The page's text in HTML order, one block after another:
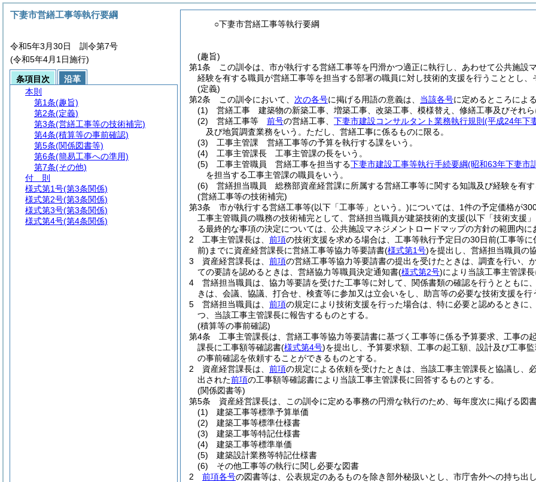
○下妻市営繕工事等執行要綱
(趣旨)
第1条
この訓令は、市が執行する営繕工事等を円滑かつ適正に執行し、あわせて公共施
経験を有する職員が営繕工事等を担当する部署の職員に対し技術的支援を行うこととし
(定義)
第2条
この訓令において、 次の各号に掲げる用語の意義は、 当該各号に定めるところによ
(1)
営繕工事 建築物の新築工事、増築工事、改築工事、模様替え、修繕工事及びそれ
(2)
営繕工事等 前号の営繕工事、 下妻市建設コンサルタント業務執行規則 (平成24年下
及び地質調査業務をいう。 ただし、営繕工事に係るものに限る。
(3)
工事主管課 営繕工事等の予算を執行する課をいう。
(4)
工事主管課長 工事主管課の長をいう。
(5)
工事主管職員 営繕工事を担当する下妻市建設工事等執行手続要綱(昭和63年下妻市
を担当する工事主管課の職員をいう。
(6)
営繕担当職員 総務部資産経営課に所属する営繕工事等に関する知識及び経験を有
(営繕工事等の技術補完)
第3条
市が執行する営繕工事等(以下「工事等」という。)については、1件の予定価格が
工事主管職員の職務の技術補完として、営繕担当職員が建築技術的支援(以下「技術支援
る最終的な事項の決定については、公共施設マネジメントロードマップの方針の範囲内
2
工事主管課長は、 前項の技術支援を求める場合は、工事等執行予定日の30日前(工事等に
前) までに資産経営課長に営繕工事等協力等要請書(様式第1号)を提出し、営繕担当職員の
3
資産経営課長は、 前項の営繕工事等協力等要請書の提出を受けたときは、調査を行い
ての要請を認めるときは、営繕協力等職員決定通知書(様式第2号)により当該工事主管課
4
営繕担当職員は、協力等要請を受けた工事等に対して、関係書類の確認を行うととも
きは、会議、協議、打合せ、検査等に参加又は立会いをし、助言等の必要な技術支援を行
5
営繕担当職員は、 前項の規定により技術支援を行った場合は、特に必要と認めるときに
つ、当該工事主管課長に報告するものとする。
(積算等の事前確認)
第4条
工事主管課長は、営繕工事等協力等要請書に基づく工事等に係る予算要求、工事
課長に工事額等確認書(様式第4号)を提出し、予算要求額、工事の起工額、設計及び工事
の事前確認を依頼することができるものとする。
2
資産経営課長は、 前項の規定による依頼を受けたときは、当該工事主管課長と協議し
出された前項の工事額等確認書により当該工事主管課長に回答するものとする。
(関係図書等)
第5条
資産経営課長は、この訓令に定める事務の円滑な執行のため、毎年度次に掲げる
(1)
建築工事等標準予算単価
(2)
建築工事等標準仕様書
(3)
建築工事等特記仕様書
(4)
建築工事等標準単価
(5)
建築設計業務等特記仕様書
(6)
その他工事等の執行に関し必要な図書
2
前項各号の図書等は、公表規定のあるものを除き部外秘扱いとし、市庁舎外への持ち出
下妻市営繕工事等執行要綱
令和5年3月30日 訓令第7号
(令和5年4月1日施行)
条項目次
沿革
本則
第1条(趣旨)
第2条(定義)
第3条(営繕工事等の技術補完)
第4条(積算等の事前確認)
第5条(関係図書等)
第6条(簡易工事への準用)
第7条(その他)
付 則
様式第1号(第3条関係)
様式第2号(第3条関係)
様式第3号(第3条関係)
様式第4号(第4条関係)